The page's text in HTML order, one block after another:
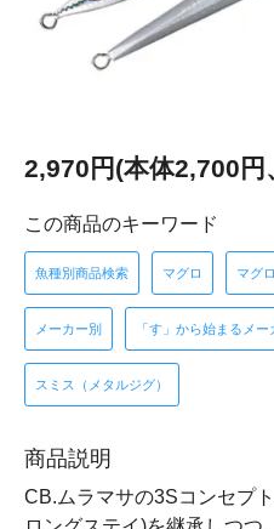
2,970円(本体2,700円
この商品のキーワード
魚種別商品検索 マグロ マグ
メーカー別 「す」から始まるメー
スミス（メタルジグ）
商品説明
CB.ムラマサの3Sコンセプ